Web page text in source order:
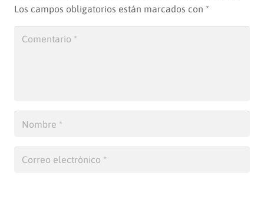
Los campos obligatorios están marcados con *